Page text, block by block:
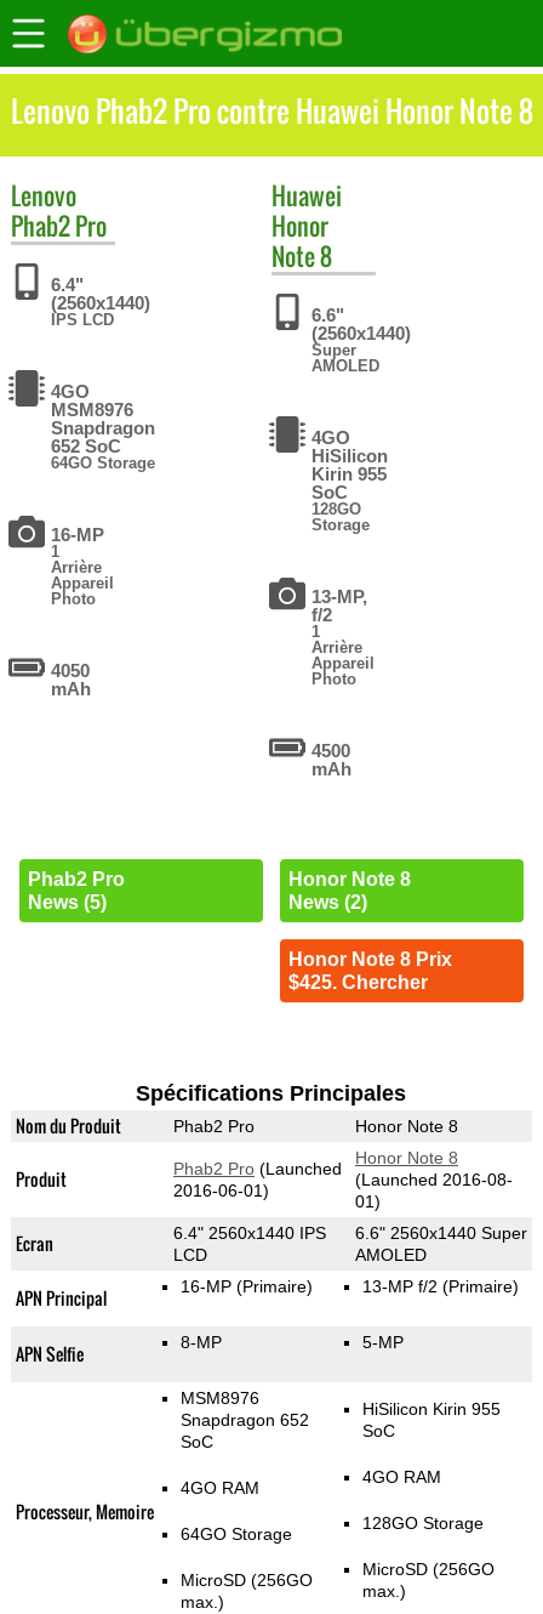
Lenovo Phab2 Pro contre Huawei Honor Note 8
Lenovo
Phab2 Pro
6.4"
(2560x1440)
IPS LCD
4GO
MSM8976
Snapdragon
652 SoC
64GO Storage
16-MP
1
Arrière
Appareil
Photo
4050
mAh
Phab2 Pro
News (5)
Huawei
Honor
Note 8
6.6"
(2560x1440)
Super
AMOLED
4GO
HiSilicon
Kirin 955
SoC
128GO
Storage
13-MP,
f/2
1
Arrière
Appareil
Photo
4500
mAh
Honor Note 8
News (2)
Honor Note 8 Prix
$425. Chercher
Spécifications Principales
Nom du Produit Phab2 Pro Honor Note 8
Produit Phab2 Pro(Launched
2016-06-01)
Honor Note 8
(Launched 2016-08-
01)
Ecran
6.4" 2560x1440 IPS
LCD
6.6" 2560x1440 Super
AMOLED
APN Principal 16-MP (Primaire) 13-MP f/2 (Primaire)
APN Selfie 8-MP 5-MP
Processeur, Memoire
MSM8976
Snapdragon 652
SoC
4GO RAM
64GO Storage
MicroSD (256GO
max.)
HiSilicon Kirin 955
SoC
4GO RAM
128GO Storage
MicroSD (256GO
max.)